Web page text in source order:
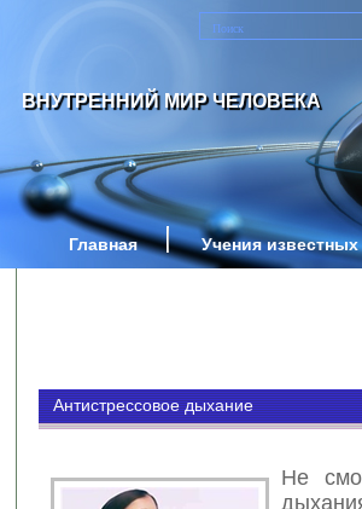
ВНУТРЕННИЙ МИР ЧЕЛОВЕКА
Главная Учения
Антистрессовое дыхание
Не